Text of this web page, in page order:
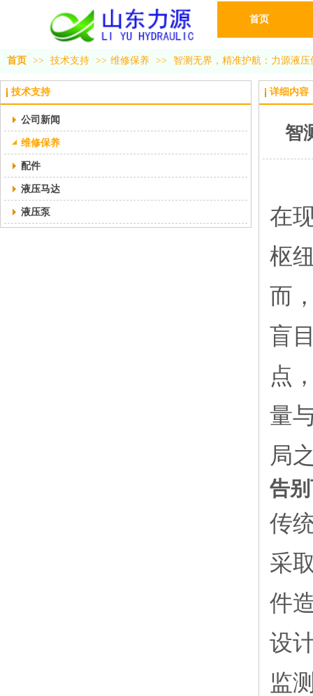
首页
首页 >> 技术支持 >> 维修保养 >> 智测无界，精准护航：力源液
技术支持
公司新闻
维修保养
配件
液压马达
液压泵
详细内容
智
在
枢
而
盲
点
量
局
告
传
采
件
设
监